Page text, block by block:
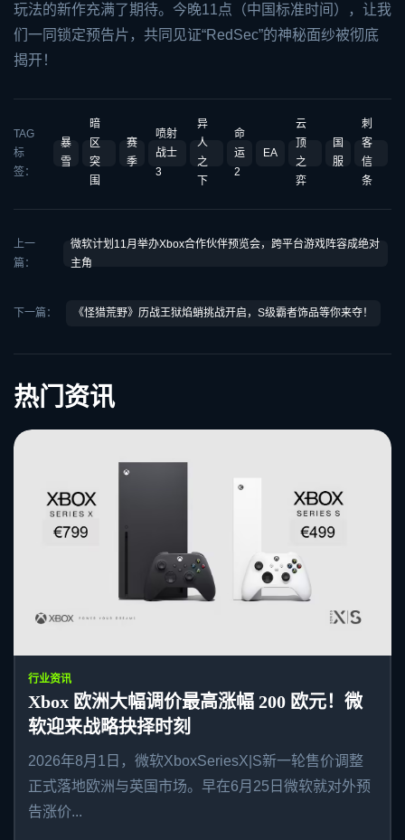
玩法的新作充满了期待。今晚11点（中国标准时间），让我
们一同锁定预告片，共同见证“RedSec”的神秘面纱被彻底
揭开！
TAG
标
签：
暴
雪
暗
区
突
围
赛
季
喷射
战士
3
异
人
之
下
命
运
2
EA
云
顶
之
弈
国
服
刺
客
信
条
上一
篇：
微软计划11月举办Xbox合作伙伴预览会，跨平台游戏阵容成绝对
主角
下一篇： 《怪猎荒野》历战王狱焰蛸挑战开启，S级霸者饰品等你来夺！
热门资讯
行业资讯
Xbox 欧洲大幅调价最高涨幅 200 欧元！微
软迎来战略抉择时刻
2026年8月1日，微软XboxSeriesX|S新一轮售价调整
正式落地欧洲与英国市场。早在6月25日微软就对外预
告涨价...